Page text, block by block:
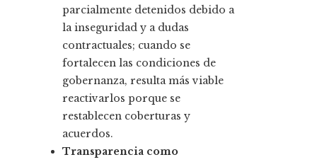
parcialmente detenidos debido a
la inseguridad y a dudas
contractuales; cuando se
fortalecen las condiciones de
gobernanza, resulta más viable
reactivarlos porque se
restablecen coberturas y
acuerdos.
Transparencia como